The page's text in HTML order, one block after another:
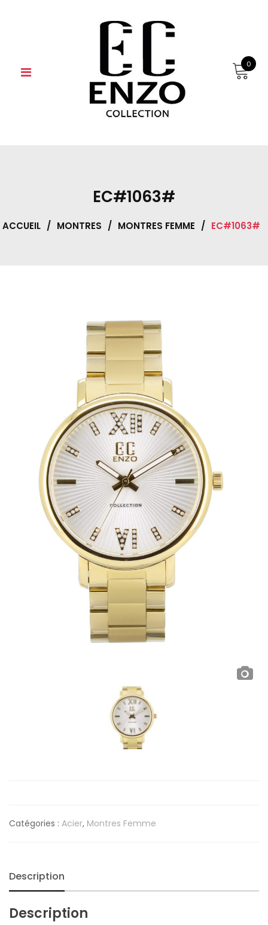
0
EC#1063#
ACCUEIL / MONTRES / MONTRES FEMME / EC#1063#
Catégories : Acier, Montres Femme
Description
Description